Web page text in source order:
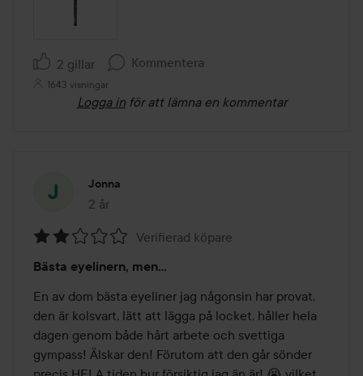
2 gillar Kommentera
1643 visningar
Logga in för att lämna en kommentar
Jonna
2 år
Inlägget skapades 2 år
2
av
5
Verifierad köpare
Bästa eyelinern, men...
En av dom bästa eyeliner jag någonsin har provat,
den är kolsvart, lätt att lägga på locket, håller hela
dagen genom både hårt arbete och svettiga
gympass! Älskar den! Förutom att den går sönder